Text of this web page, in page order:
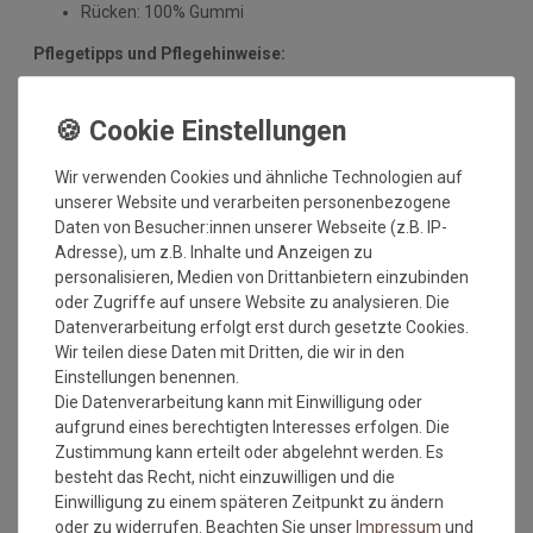
Rücken: 100% Gummi
Pflegetipps und Pflegehinweise:
Fußmatten, die zu 100% PVC-frei sind. Dank eines
hochwertigen Gummirückens sind die Fußmatten absolut
ruschfest. Einem sicheren Gebrauch auch auf
Fußbodenheizungen steht somit nichts mehr im Wege.
Vor dem ersten Gebrauch waschen Sie die Fußmatte separat
bei angegebener Temperatur mit Feinwaschmittel und legen
sie flach zum Trocknen aus. Dadurch richten sich die Fasern
auf, der Mattenflor wird aktiviert und transportbedingte Falten
und Knicke werden wieder glatt. Pflegen Sie so Ihre
Fußmatte regelmäßig und Sie werden überrascht sein, wie
viele Jahre Qualität und Farbe erhalten bleiben.
Waschtipps:
Matten, die nicht mehr in die Waschmaschine passen, können
mit einem Dampfstrahler (aus Entfernung) gereinigt werden
oder bei einer Wäscherei abgegeben werden. Ganz wichtig ist
Wir verwenden Cookies und ähnliche Technologien auf
unserer Website und verarbeiten personenbezogene
Daten von Besucher:innen unserer Webseite (z.B. IP-
Adresse), um z.B. Inhalte und Anzeigen zu
personalisieren, Medien von Drittanbietern einzubinden
oder Zugriffe auf unsere Website zu analysieren. Die
Datenverarbeitung erfolgt erst durch gesetzte Cookies.
Wir teilen diese Daten mit Dritten, die wir in den
Einstellungen benennen.
Die Datenverarbeitung kann mit Einwilligung oder
aufgrund eines berechtigten Interesses erfolgen. Die
Zustimmung kann erteilt oder abgelehnt werden. Es
besteht das Recht, nicht einzuwilligen und die
Einwilligung zu einem späteren Zeitpunkt zu ändern
oder zu widerrufen. Beachten Sie unser Impressum und